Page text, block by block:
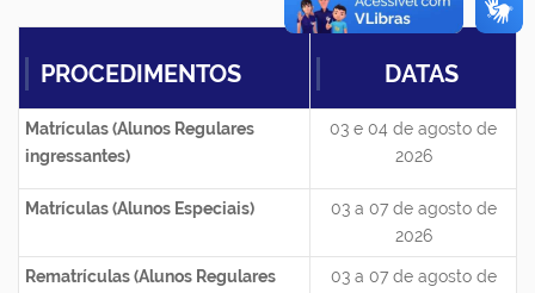
PROCEDIMENTOS DATAS
Matrículas (Alunos Regulares
ingressantes)
03 e 04 de agosto de
2026
Matrículas (Alunos Especiais)
03 a 07 de agosto de
2026
Rematrículas (Alunos Regulares
03 a 07 de agosto de